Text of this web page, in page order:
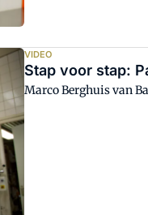
VIDEO
Stap voor stap:
Marco Berghuis van